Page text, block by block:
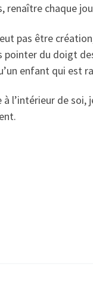
renaître chaque
pas être
pointer du doigt
enfant qui
l’intérieur de soi,